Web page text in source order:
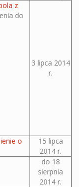
z
do
3 lipca 2014
r.
o
15 lipca
2014 r.
do 18
sierpnia
2014 r.